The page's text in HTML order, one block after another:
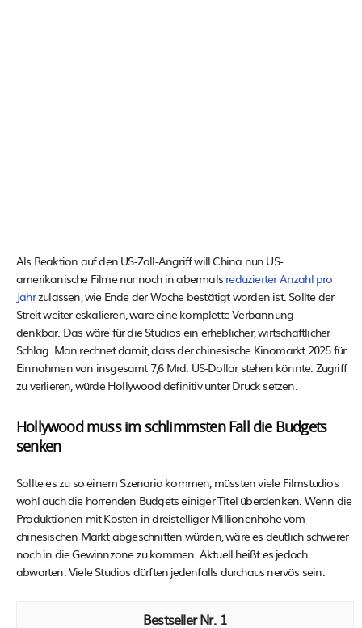
Als Reaktion auf den US-Zoll-Angriff will China nun US-
amerikanische Filme nur noch in abermals reduzierter Anzahl pro
Jahrzulassen, wie Ende der Woche bestätigt worden ist. Sollte der
Streit weiter eskalieren, wäre eine komplette Verbannung
denkbar. Das wäre für die Studios ein erheblicher, wirtschaftlicher
Schlag. Man rechnet damit, dass der chinesische Kinomarkt 2025 für
Einnahmen von insgesamt 7,6 Mrd. US-Dollar stehen könnte. Zugriff
zu verlieren, würde Hollywood definitiv unter Druck setzen.
Hollywood muss im schlimmsten Fall die Budgets
senken
Sollte es zu so einem Szenario kommen, müssten viele Filmstudios
wohl auch die horrenden Budgets einiger Titel überdenken. Wenn die
Produktionen mit Kosten in dreistelliger Millionenhöhe vom
chinesischen Markt abgeschnitten würden, wäre es deutlich schwerer
noch in die Gewinnzone zu kommen. Aktuell heißt es jedoch
abwarten. Viele Studios dürften jedenfalls durchaus nervös sein.
1